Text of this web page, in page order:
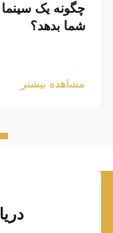
چگونه یک
شما بدهد؟
مشاهده بیشتر